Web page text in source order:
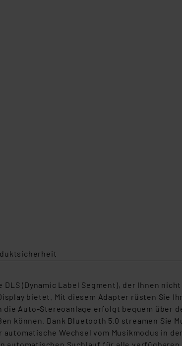
(Dynamic Label Segment), der Ihnen
bietet. Mit diesem Adapter rüsten Sie
die Auto-Stereoanlage erfolgt bequem über
können. Dank Bluetooth 5.0 streamen Sie
automatische Wechsel vom Musikmodus in